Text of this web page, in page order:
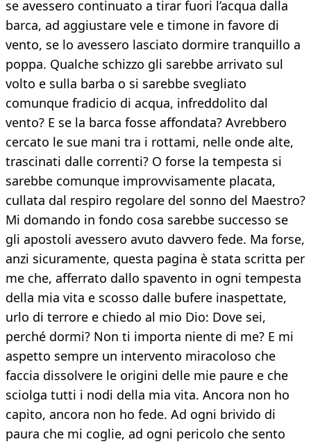
se avessero continuato a tirar fuori l’acqua dalla
barca, ad aggiustare vele e timone in favore di
vento, se lo avessero lasciato dormire tranquillo a
poppa. Qualche schizzo gli sarebbe arrivato sul
volto e sulla barba o si sarebbe svegliato
comunque fradicio di acqua, infreddolito dal
vento? E se la barca fosse affondata? Avrebbero
cercato le sue mani tra i rottami, nelle onde alte,
trascinati dalle correnti? O forse la tempesta si
sarebbe comunque improvvisamente placata,
cullata dal respiro regolare del sonno del Maestro?
Mi domando in fondo cosa sarebbe successo se
gli apostoli avessero avuto davvero fede. Ma forse,
anzi sicuramente, questa pagina è stata scritta per
me che, afferrato dallo spavento in ogni tempesta
della mia vita e scosso dalle bufere inaspettate,
urlo di terrore e chiedo al mio Dio: Dove sei,
perché dormi? Non ti importa niente di me? E mi
aspetto sempre un intervento miracoloso che
faccia dissolvere le origini delle mie paure e che
sciolga tutti i nodi della mia vita. Ancora non ho
capito, ancora non ho fede. Ad ogni brivido di
paura che mi coglie, ad ogni pericolo che sento